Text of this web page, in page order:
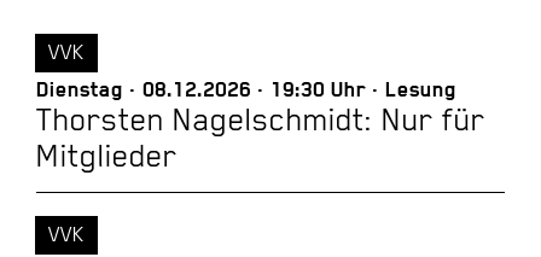
Dienstag 08.12.2026 19:30 Uhr Lesung
Thorsten Nagelschmidt: Nur für
Mitglieder
VVK
VVK